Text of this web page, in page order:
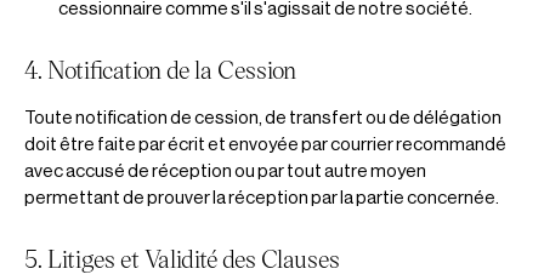
cessionnaire comme s'il s'agissait de notre société.
4. Notification de la Cession
Toute notification de cession, de transfert ou de délégation
doit être faite par écrit et envoyée par courrier recommandé
avec accusé de réception ou par tout autre moyen
permettant de prouver la réception par la partie concernée.
5. Litiges et Validité des Clauses